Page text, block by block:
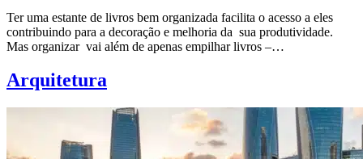
Ter uma estante de livros bem organizada facilita o acesso a eles
contribuindo para a decoração e melhoria da sua produtividade.
Mas organizar vai além de apenas empilhar livros –…
Arquitetura